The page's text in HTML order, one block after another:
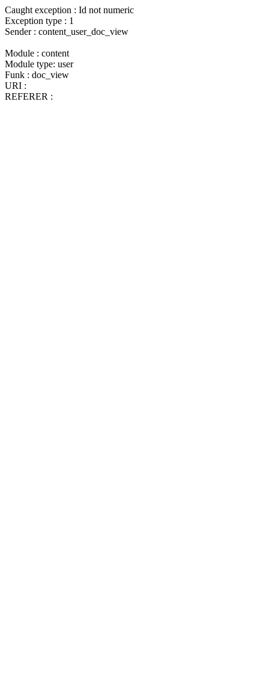
Caught exception : Id not numeric
Exception type : 1
Sender : content_user_doc_view
Module : content
Module type: user
Funk : doc_view
URI :
REFERER :